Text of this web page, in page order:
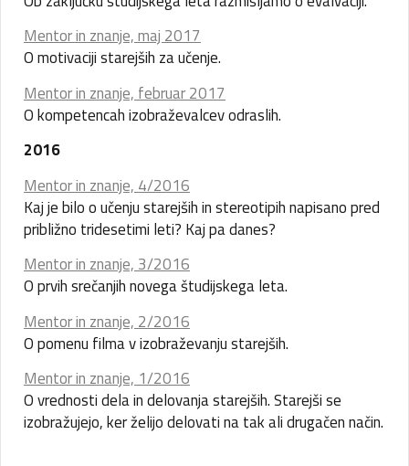
Mentor in znanje, maj 2017
O motivaciji starejših za učenje.
Mentor in znanje, februar 2017
O kompetencah izobraževalcev odraslih.
2016
Mentor in znanje, 4/2016
Kaj je bilo o učenju starejših in stereotipih napisano pred
približno tridesetimi leti? Kaj pa danes?
Mentor in znanje, 3/2016
O prvih srečanjih novega študijskega leta.
Mentor in znanje, 2/2016
O pomenu filma v izobraževanju starejših.
Mentor in znanje, 1/2016
O vrednosti dela in delovanja starejših. Starejši se
izobražujejo, ker želijo delovati na tak ali drugačen način.